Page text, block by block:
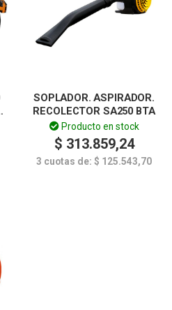
SOPLADOR. ASPIRADOR.
RECOLECTOR SA250 BTA
Producto en stock
$ 313.859,24
3 cuotas de: $ 125.543,70